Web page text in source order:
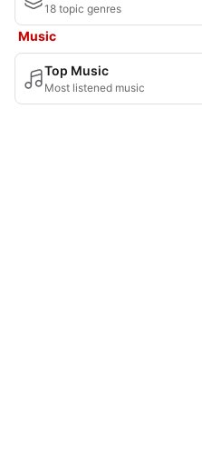
18 topic genres
Music
Top Music
Most listened music